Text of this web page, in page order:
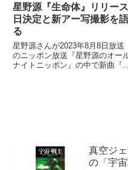
星野源『生命体』リリース
日決定と新アー写撮影を語
る
星野源さんが2023年8月8日放送
のニッポン放送『星野源のオー
ナイトニッポン』の中で新曲『
真空ジ
の「宇